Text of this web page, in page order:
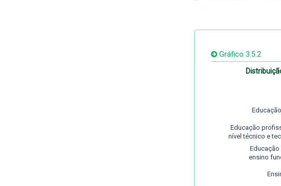
Gráfico 3.5.2
ensino
Educação
nível técnico e